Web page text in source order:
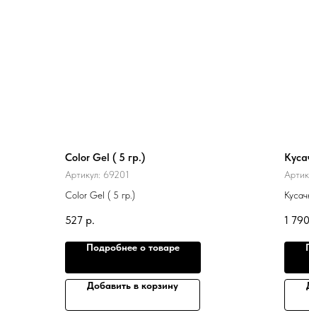
Color Gel ( 5 гр.)
Артикул: 69201
Color Gel ( 5 гр.)
527 р.
Подробнее о товаре
Добавить в корзину
1 790